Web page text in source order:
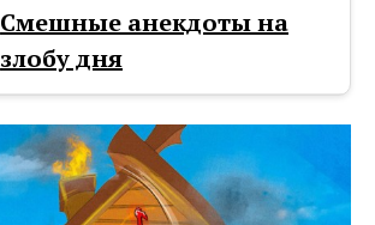
Смешные анекдоты на
злобу дня